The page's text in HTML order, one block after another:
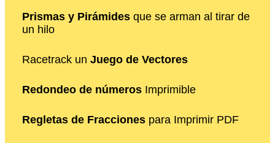
Prismas y Pirámides que se arman al tirar de
un hilo
Racetrack un Juego de Vectores
Redondeo de números Imprimible
Regletas de Fracciones para Imprimir PDF